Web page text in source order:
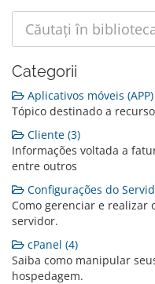
Categorii
Aplicativos móveis
Tópico destinado a
Cliente (3)
Informações voltada a
entre outros
Configurações do
Como gerenciar e realizar
servidor.
cPanel (4)
Saiba como manipular
hospedagem.